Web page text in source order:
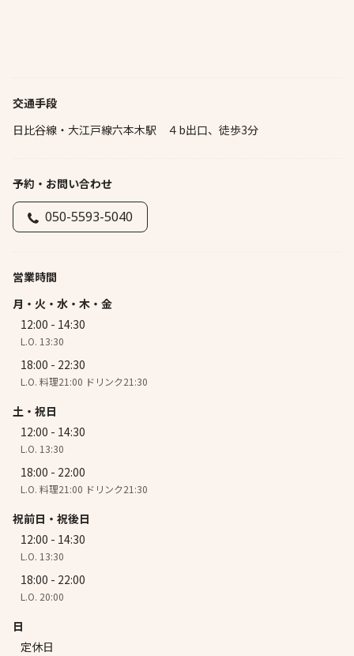
交通手段
日比谷線・大江戸線六本木駅 ４b出口、徒歩3分
予約・お問い合わせ
050-5593-5040
営業時間
月・火・水・木・金
12:00 - 14:30
L.O. 13:30
18:00 - 22:30
L.O. 料理21:00 ドリンク21:30
土・祝日
12:00 - 14:30
L.O. 13:30
18:00 - 22:00
L.O. 料理21:00 ドリンク21:30
祝前日・祝後日
12:00 - 14:30
L.O. 13:30
18:00 - 22:00
L.O. 20:00
日
定休日